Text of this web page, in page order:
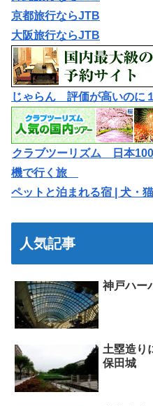
京都旅行ならJTB
大阪旅行ならJTB
じゃらん 評価が高いのに
クラブツーリズム 日本
機で行く旅
ペットと泊まれる宿 | 犬・
人気記事
神戸ハー
土塁造り
保田城